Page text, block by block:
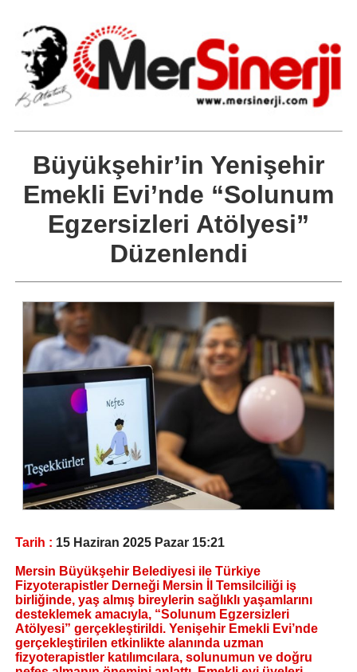
Büyükşehir’in Yenişehir
Emekli Evi’nde “Solunum
Egzersizleri Atölyesi”
Düzenlendi
Tarih : 15 Haziran 2025 Pazar 15:21
Mersin Büyükşehir Belediyesi ile Türkiye
Fizyoterapistler Derneği Mersin İl Temsilciliği iş
birliğinde, yaş almış bireylerin sağlıklı yaşamlarını
desteklemek amacıyla, “Solunum Egzersizleri
Atölyesi” gerçekleştirildi. Yenişehir Emekli Evi’nde
gerçekleştirilen etkinlikte alanında uzman
fizyoterapistler katılımcılara, solunumun ve doğru